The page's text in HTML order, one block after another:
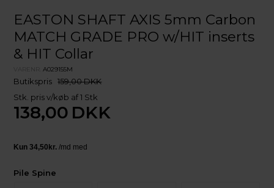
EASTON SHAFT AXIS 5mm Carbon
MATCH GRADE PRO w/HIT inserts
& HIT Collar
A029155M
Butikspris 159,00 DKK
Stk. pris v/køb af 1 Stk
138,00 DKK
Pile Spine